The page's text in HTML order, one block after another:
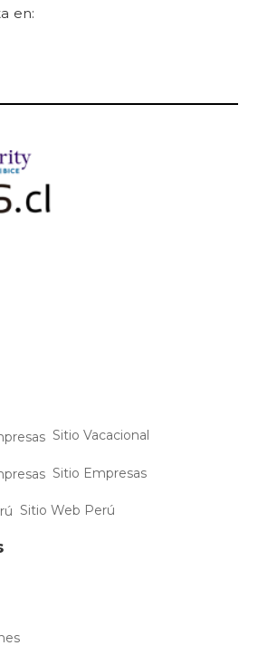
en:
Sitio Vacacional
Sitio Empresas
Sitio Web Perú